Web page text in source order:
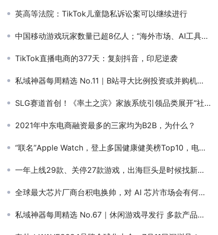
英高等法院：TikTok儿童隐私诉讼案可以继续进行
中国移动游戏玩家数量已超8亿人；“海外市场、AI工具、小游戏“成游戏企业年报关键词丨点点数据《中国移动游戏市场研究报告》发布！
TikTok直播电商的377天：复刻抖音，印尼逆袭
私域神器每周精选 No.11｜B站寻大比例投资或并购机会 映客、极客寻人才/支付渠道
SLG赛道首创！《率土之滨》家族系统引领品类展开“社交”新思考
​2021年中东电商融资最多的三家均为B2B，为什么？
“联名”Apple Watch，登上多国健康健美榜Top10，电子宠物又进化了？
一年上线29款、关停27款游戏，出海巨头是时候找新出路了
全球最大芯片厂商台积电换帅，对 AI 芯片市场会有何影响？
私域神器每周精选 No.67｜休闲游戏寻发行 多款产品寻优质渠道/联运